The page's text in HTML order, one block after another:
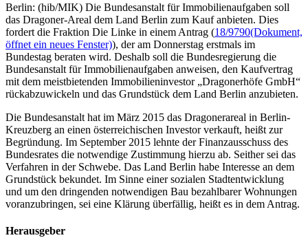
Berlin: (hib/MIK) Die Bundesanstalt für Immobilienaufgaben soll
das Dragoner-Areal dem Land Berlin zum Kauf anbieten. Dies
fordert die Fraktion Die Linke in einem Antrag (18/9790(Dokument,
öffnet ein neues Fenster)), der am Donnerstag erstmals im
Bundestag beraten wird. Deshalb soll die Bundesregierung die
Bundesanstalt für Immobilienaufgaben anweisen, den Kaufvertrag
mit dem meistbietenden Immobilieninvestor „Dragonerhöfe GmbH“
rückabzuwickeln und das Grundstück dem Land Berlin anzubieten.
Die Bundesanstalt hat im März 2015 das Dragonerareal in Berlin-
Kreuzberg an einen österreichischen Investor verkauft, heißt zur
Begründung. Im September 2015 lehnte der Finanzausschuss des
Bundesrates die notwendige Zustimmung hierzu ab. Seither sei das
Verfahren in der Schwebe. Das Land Berlin habe Interesse an dem
Grundstück bekundet. Im Sinne einer sozialen Stadtentwicklung
und um den dringenden notwendigen Bau bezahlbarer Wohnungen
voranzubringen, sei eine Klärung überfällig, heißt es in dem Antrag.
Herausgeber